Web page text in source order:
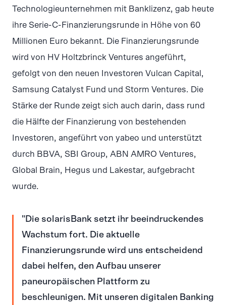
Technologieunternehmen mit Banklizenz, gab heute
ihre Serie-C-Finanzierungsrunde in Höhe von 60
Millionen Euro bekannt. Die Finanzierungsrunde
wird von HV Holtzbrinck Ventures angeführt,
gefolgt von den neuen Investoren Vulcan Capital,
Samsung Catalyst Fund und Storm Ventures. Die
Stärke der Runde zeigt sich auch darin, dass rund
die Hälfte der Finanzierung von bestehenden
Investoren, angeführt von yabeo und unterstützt
durch BBVA, SBI Group, ABN AMRO Ventures,
Global Brain, Hegus und Lakestar, aufgebracht
wurde.
Die solarisBank setzt ihr beeindruckendes
Wachstum fort. Die aktuelle
Finanzierungsrunde wird uns entscheidend
dabei helfen, den Aufbau unserer
paneuropäischen Plattform zu
beschleunigen. Mit unseren digitalen Banking